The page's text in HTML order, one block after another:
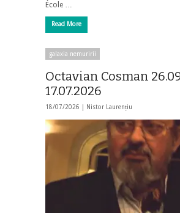
École …
Read More
galaxia nemuririi
Octavian Cosman
17.07.2026
18/07/2026 | Nistor Laurențiu